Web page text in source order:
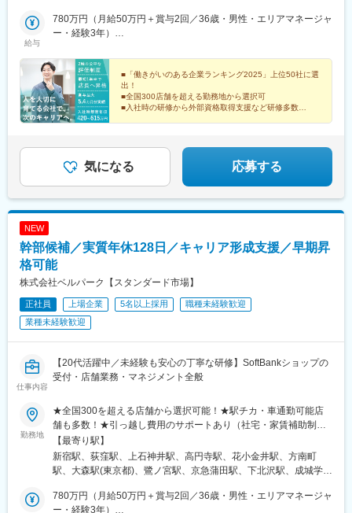
葉、埼玉、栃木、群馬、茨城【北陸・甲信越】福井、新潟【東
海】愛知、三重、岐阜【関西】大阪【中国】岡山、広島、鳥取、
囲：会社の定める業務就業場所の変更の範囲：会社の定める場所
下鉄成増駅、高島平駅、練馬駅、亀戸駅、亀有駅、南千住駅、蓮
根駅、北千住駅、綾瀬駅、船堀駅、西大島駅、青砥駅、小岩駅、
北八王子駅、河辺駅、西八王子駅、多摩センター駅、京王永山
駅、分倍河原駅、東大和市駅、南大沢駅、矢野口駅、町田駅、田
無駅、狛江駅、亀田駅、新潟大学前駅、長町南駅、陸前高砂駅、
気仙沼市立病院駅、長岡駅、新潟駅、塚目駅、新利府駅、福島駅
(福島県)、卸町駅、南福島駅、陸前山王駅、武蔵溝ノ口駅、宮前平
駅、北茅ケ崎駅、茅ケ崎駅、本厚木駅、京急鶴見駅、鶴見市場
駅、金沢文庫駅、平塚駅、入谷駅(神奈川県)、海老名駅(相鉄・小
田急)、辻堂駅、朝霞台駅、北浦和駅、志木駅、所沢駅、川口駅、
新松戸駅、京成千葉駅、京成船橋駅、船橋駅、柏駅、増尾駅、柏
の葉キャンパス駅、南柏駅、地区センター駅、成東駅、八日市場
駅、矢板駅、茂原駅、東金駅、東武和泉駅、太田駅(群馬県)、館林
駅、氏家駅、大平下駅、小山駅、鹿沼駅、韮川駅、新栃木駅、有
松駅、春日井駅(中央本線)、佐古木駅、扶桑駅、新瑞橋駅、多屋
駅、熱田駅、柏森駅、青塚駅、春日井駅(名鉄線)、中島駅(愛知
県)、男川駅、勝川駅、八事駅、味美駅(東海交通線)、米野木駅、
駅、日進駅(愛知県)、岩倉駅(愛知県)、鈴鹿サーキット稲生駅、津
島駅、小牧口駅、港区役所駅、菰野駅、近鉄四日市駅、三日市
県)、高茶屋駅、美濃青柳駅、北方真桑駅、荒尾駅(岐阜県)、江南
駅(愛知県)、西長堀駅、江坂駅、服部天神駅、塚本駅、東三国駅、
庄内駅(大阪府)、高槻駅、ドーム前駅、門真市駅、千船駅、長尾駅
(大阪府)、万博記念公園駅、十三駅、三国駅(大阪府)、まつもと町
屋駅、北鯖江駅、福大前西福井駅、敦賀駅、越前新保駅、神明駅
(福井県)、商工会議所前駅、比治山下駅、東山・おかでんミュージ
アム駅、寺家駅、大元駅、三次駅、西高屋駅、広域公園前駅、次
郎丸駅、花畑駅、羽犬塚駅、竹下駅、高宮駅(福岡県)、新鳥栖駅、
給与
780万円（月給50万円＋賞与2回／36歳・男性・エリアマネージャ
ー・経験3年）
■「働きがいのある企業ランキング2025」上位50社に選
出！
■全国300店舗を超える勤務地から選択可
■入社時の研修から外部資格取得支援など研修多数
気になる 応募する
NEW
幹部候補／実質年休128日／キャリア形成支援／早期昇
格可能
株式会社ベルパーク【スタンダード市場】
正社員 上場企業 5名以上採用
職種未経験歓迎
業種未経験歓迎
仕事内容
【20代活躍中／未経験も安心の丁寧な研修】SoftBankショップの
受付・店舗業務・マネジメント全般
勤務地
★全国300を超える店舗から選択可能！★駅チカ・車通勤可能店
舗も多数！★引っ越し費用のサポートあり（社宅・家賃補助制度
など）※U・Iターン支援あり！ご希望の方も、安心してご応募くだ
さい！※受動喫煙体制：屋内全面禁煙（配属先規定に準ずる）＜特
に、積極採用中！＞東京、神奈川、千葉、埼玉、福井、三重、岐
葉、埼玉、栃木、群馬、茨城【北陸・甲信越】福井、新潟【東
海】愛知、三重、岐阜【関西】大阪【中国】岡山、広島、鳥取、
【最寄り駅】
新宿駅、荻窪駅、上石神井駅、高円寺駅、花小金井駅、方南町
駅、大森駅(東京都)、鷺ノ宮駅、京急蒲田駅、下北沢駅、成城学園
下鉄成増駅、高島平駅、練馬駅、亀戸駅、亀有駅、南千住駅、蓮
780万円（月給50万円＋賞与2回／36歳・男性・エリアマネージャ
ー・経験3年）